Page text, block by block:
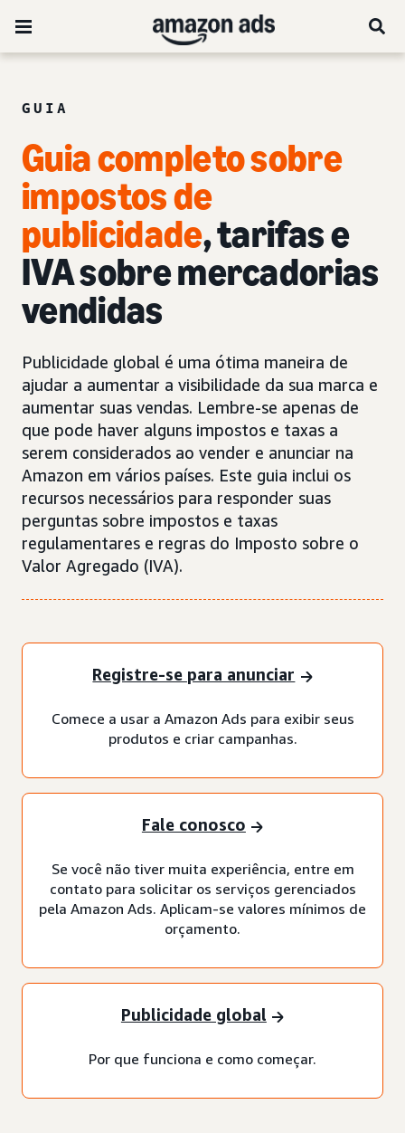
GUIA
Guia completo sobre
impostos de
publicidade, tarifas e
IVA sobre mercadorias
vendidas
Publicidade global é uma ótima maneira de
ajudar a aumentar a visibilidade da sua marca e
aumentar suas vendas. Lembre-se apenas de
que pode haver alguns impostos e taxas a
serem considerados ao vender e anunciar na
Amazon em vários países. Este guia inclui os
recursos necessários para responder suas
perguntas sobre impostos e taxas
regulamentares e regras do Imposto sobre o
Valor Agregado (IVA).
Registre-se para anunciar
Comece a usar a Amazon Ads para exibir seus
produtos e criar campanhas.
Fale conosco
Se você não tiver muita experiência, entre em
contato para solicitar os serviços gerenciados
pela Amazon Ads. Aplicam-se valores mínimos de
orçamento.
Publicidade global
Por que funciona e como começar.